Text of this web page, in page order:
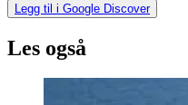
Legg til i Google Discover
Les også